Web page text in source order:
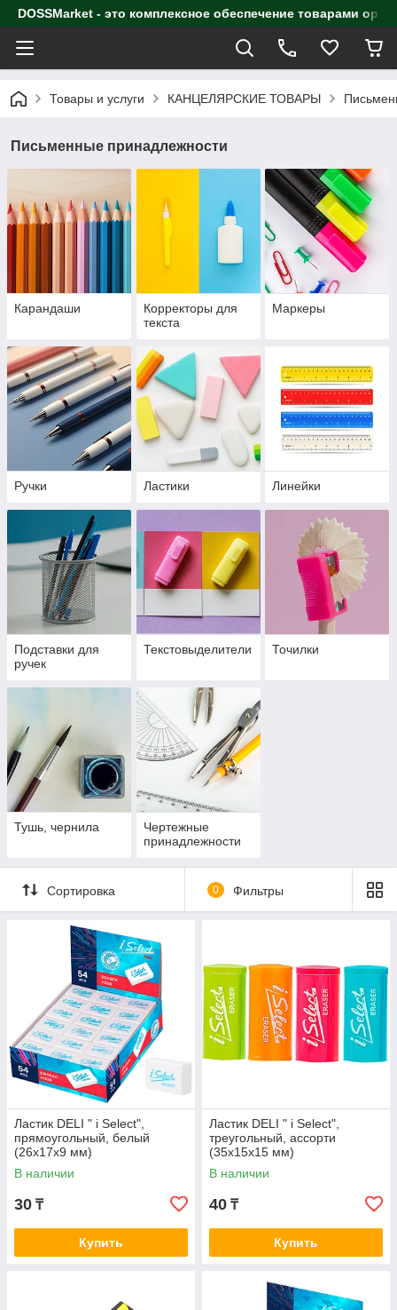
DOSSMarket - это комплексное обеспечение товарами
Товары и услуги КАНЦЕЛЯРСКИЕ ТОВАРЫ
Письменные принадлежности
Карандаши
Корректоры для
текста
Маркеры
Ручки Ластики Линейки
Подставки для
ручек
Текстовыделители Точилки
Тушь, чернила
Чертежные
принадлежности
Сортировка 0 Фильтры
Ластик DELI " i Select",
прямоугольный, белый
(26х17х9 мм)
В наличии
30 ₸
Купить
Ластик DELI " i Select",
треугольный, ассорти
(35х15х15 мм)
В наличии
40 ₸
Купить